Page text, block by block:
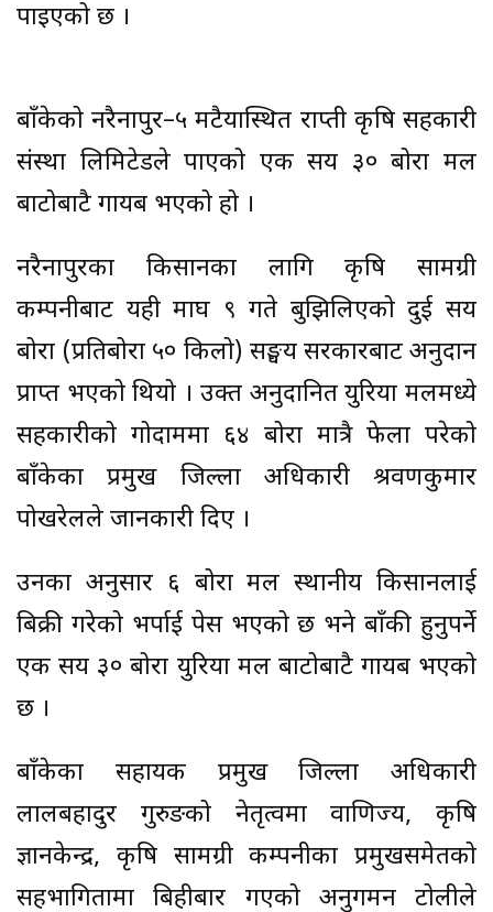
पाइएको छ ।
बाँकेको नरैनापुर–५ मटैयास्थित राप्ती कृषि सहकारी
संस्था लिमिटेडले पाएको एक सय ३० बोरा मल
बाटोबाटै गायब भएको हो ।
नरैनापुरका किसानका लागि कृषि सामग्री
कम्पनीबाट यही माघ ९ गते बुझिलिएको दुई सय
बोरा (प्रतिबोरा ५० किलो) सङ्घीय सरकारबाट अनुदान
प्राप्त भएको थियो । उक्त अनुदानित युरिया मलमध्ये
सहकारीको गोदाममा ६४ बोरा मात्रै फेला परेको
बाँकेका प्रमुख जिल्ला अधिकारी श्रवणकुमार
पोखरेलले जानकारी दिए ।
उनका अनुसार ६ बोरा मल स्थानीय किसानलाई
बिक्री गरेको भर्पाई पेस भएको छ भने बाँकी हुनुपर्ने
एक सय ३० बोरा युरिया मल बाटोबाटै गायब भएको
छ ।
बाँकेका सहायक प्रमुख जिल्ला अधिकारी
लालबहादुर गुरुङको नेतृत्वमा वाणिज्य, कृषि
ज्ञानकेन्द्र, कृषि सामग्री कम्पनीका प्रमुखसमेतको
सहभागितामा बिहीबार गएको अनुगमन टोलीले